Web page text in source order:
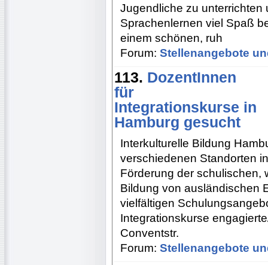
Jugendliche zu unterrichten
Sprachenlernen viel Spaß
einem schönen, ruh
Forum: Stellenangebote
113. DozentInnen
für
Integrationskurse in
Hamburg gesucht
Interkulturelle Bildung
verschiedenen Standorten
Förderung der schulischen,
Bildung von ausländischen
vielfältigen
Integrationskurse
Conventstr.
Forum: Stellenangebote